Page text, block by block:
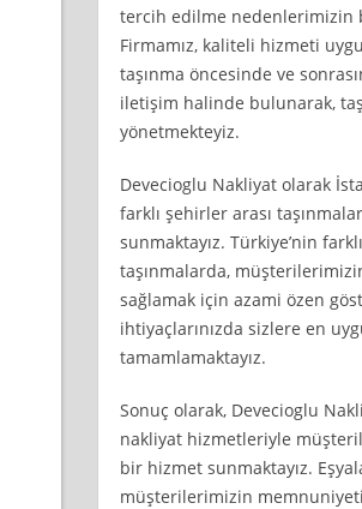
tercih edilme nedenlerimizin
Firmamız, kaliteli hizmeti
taşınma öncesinde ve
iletişim halinde bulunarak,
yönetmekteyiz.
Devecioglu Nakliyat olarak
farklı şehirler arası
sunmaktayız. Türkiye’nin
taşınmalarda,
sağlamak için azami özen
ihtiyaçlarınızda sizlere en
tamamlamaktayız.
Sonuç olarak, Devecioglu
nakliyat hizmetleriyle
bir hizmet sunmaktayız.
müşterilerimizin